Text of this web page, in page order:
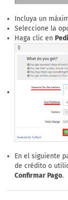
Incluya un
Seleccione la
Haga clic en
En el siguiente
de crédito o
Confirmar Pago.